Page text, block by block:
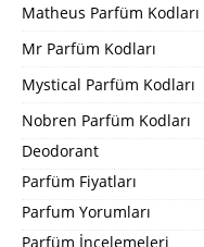
Matheus Parfüm Kodları
Mr Parfüm Kodları
Mystical Parfüm Kodları
Nobren Parfüm Kodları
Deodorant
Parfüm Fiyatları
Parfum Yorumları
Parfüm İncelemeleri